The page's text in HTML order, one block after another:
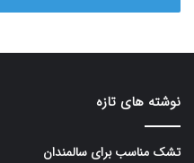
نوشته های تازه
تشک مناسب برای سالمندان